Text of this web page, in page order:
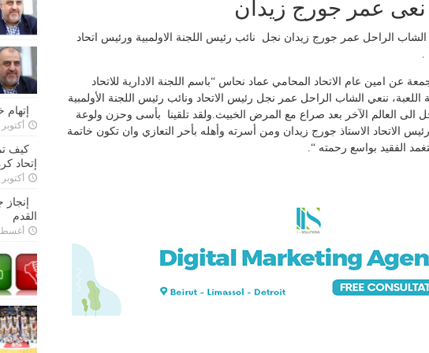
نعى عمر جورج زيدان
الشاب الراحل عمر جورج زيدان نجل نائب رئيس اللجنة الاولمبية ورئيس اتحاد
.
عن امين عام الاتحاد المحامي عماد نحاس “باسم اللجنة الادارية للاتحاد
اللعبة، ننعي الشاب الراحل عمر نجل رئيس الاتحاد ونائب رئيس اللجنة الأولمبية
الى العالم الآخر بعد صراع مع المرض الخبيث.ولقد تلقينا بأسى وحزن ولوعة
الاتحاد الاستاذ جورج زيدان ومن أسرته وأهله بأحر التعازي وان تكون خاتمة
الفقيد بواسع رحمته “.
أكتوبر 28,
كيف
إتحاد
أكتوبر 27,
القدم
أغسطس